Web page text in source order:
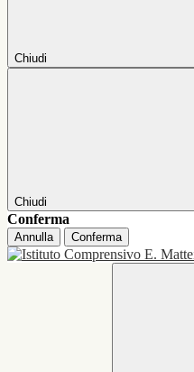
Chiudi
Chiudi
Conferma
Annulla Conferma